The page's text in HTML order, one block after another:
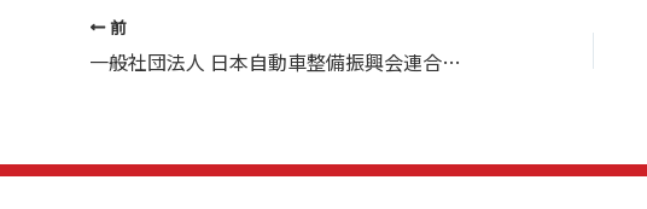
前
一般社団法人 日本自動車整備振興会連合会様がご来訪されました。